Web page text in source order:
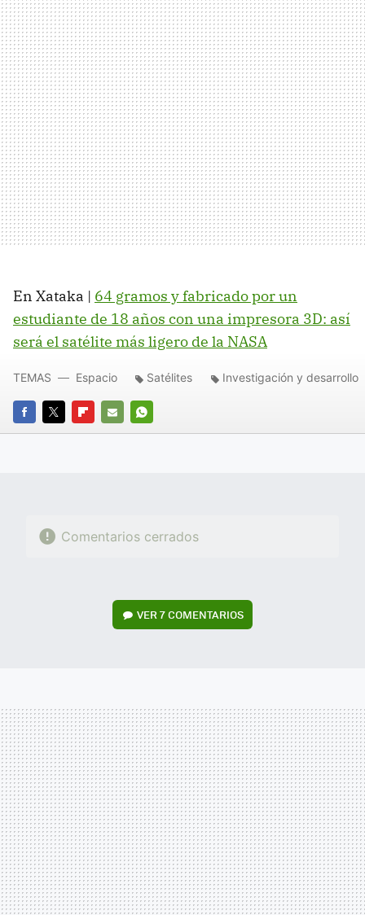
En Xataka | 64 gramos y fabricado por un
estudiante de 18 años con una impresora 3D: así
será el satélite más ligero de la NASA
FACEBOOK
TWITTERFLIPBOARD
E-
WHATSAPP
TEMAS Espacio Satélites Investigación y desarrollo
Comentarios cerrados
VER7 COMENTARIOS